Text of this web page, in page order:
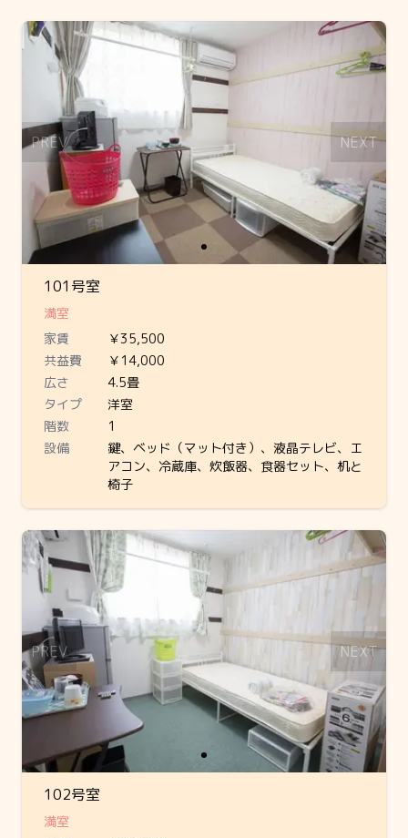
Slide 1 of 1
PREV NEXT
101号室
満室
家賃
￥35,500
共益費
￥14,000
広さ
4.5畳
タイプ
洋室
階数
1
設備
鍵、ベッド（マット付き）、液晶テレビ、エ
アコン、冷蔵庫、炊飯器、食器セット、机と
椅子
Slide 1 of 1
PREV NEXT
102号室
満室